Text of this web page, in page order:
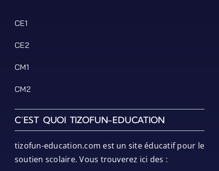
CE1
CE2
CM1
CM2
C’EST QUOI TIZOFUN-EDUCATION
tizofun-education.com est un site éducatif pour le
soutien scolaire. Vous trouverez ici des :